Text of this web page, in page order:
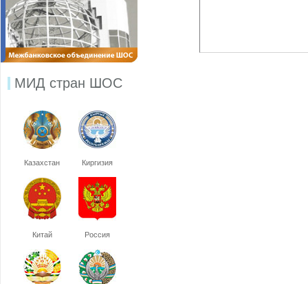
МИД стран ШОС
Казахстан Киргизия
Китай Россия